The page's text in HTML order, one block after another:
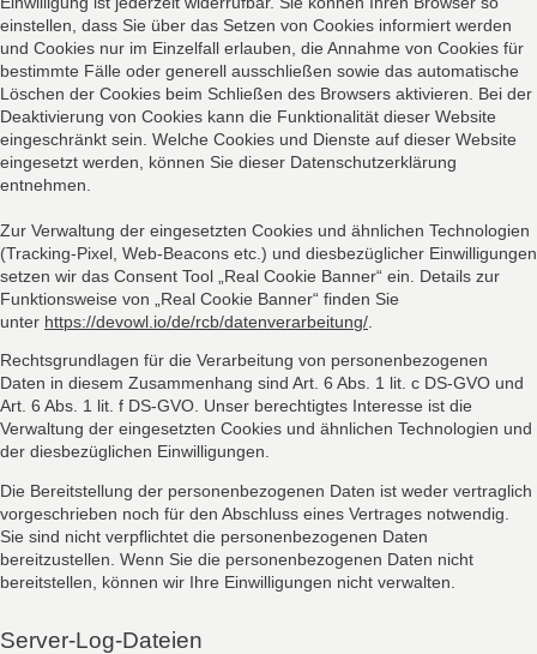
einstellen, dass Sie über das Setzen von Cookies informiert werden
und Cookies nur im Einzelfall erlauben, die Annahme von Cookies für
bestimmte Fälle oder generell ausschließen sowie das automatische
Löschen der Cookies beim Schließen des Browsers aktivieren. Bei der
Deaktivierung von Cookies kann die Funktionalität dieser Website
eingeschränkt sein. Welche Cookies und Dienste auf dieser Website
eingesetzt werden, können Sie dieser Datenschutzerklärung
entnehmen.
Zur Verwaltung der eingesetzten Cookies und ähnlichen Technologien
(Tracking-Pixel, Web-Beacons etc.) und diesbezüglicher Einwilligungen
setzen wir das Consent Tool „Real Cookie Banner“ ein. Details zur
Funktionsweise von „Real Cookie Banner“ finden Sie
unter https://devowl.io/de/rcb/datenverarbeitung/
Rechtsgrundlagen für die Verarbeitung von personenbezogenen
Daten in diesem Zusammenhang sind Art. 6 Abs. 1 lit. c DS-GVO und
Art. 6 Abs. 1 lit. f DS-GVO. Unser berechtigtes Interesse ist die
Verwaltung der eingesetzten Cookies und ähnlichen Technologien und
der diesbezüglichen Einwilligungen.
Die Bereitstellung der personenbezogenen Daten ist weder vertraglich
vorgeschrieben noch für den Abschluss eines Vertrages notwendig.
Sie sind nicht verpflichtet die personenbezogenen Daten
bereitzustellen. Wenn Sie die personenbezogenen Daten nicht
bereitstellen, können wir Ihre Einwilligungen nicht verwalten.
Server-Log-Dateien